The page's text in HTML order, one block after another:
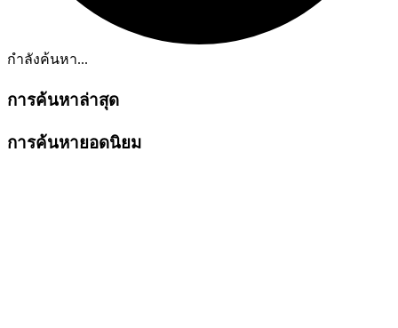
กำลังค้นหา...
การค้นหาล่าสุด
การค้นหายอดนิยม